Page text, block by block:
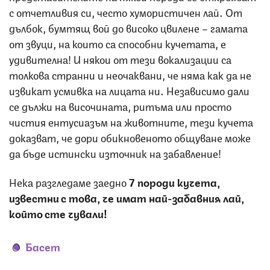
с отчетливия си, често хумористичен лай. От
дълбок, бумтящ вой до високо цвилене – гамата
от звуци, на които са способни кучетата, е
удивителна! И някои от тези вокализации са
толкова странни и неочаквани, че няма как да не
извикат усмивка на лицата ни. Независимо дали
се дължи на височината, ритъма или просто
чистия ентусиазъм на животните, тези кучета
доказват, че дори обикновеното общуване може
да бъде истински източник на забавление!
Нека разгледаме заедно7 породи кучета,
известни с това, че имат най-забавния лай,
който сте чували!
Басет